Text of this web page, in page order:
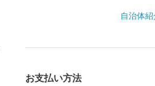
り、 尼崎城の整備等に活用する基
崎城が築かれました。 敷地は甲子
自治体
お支払い方法